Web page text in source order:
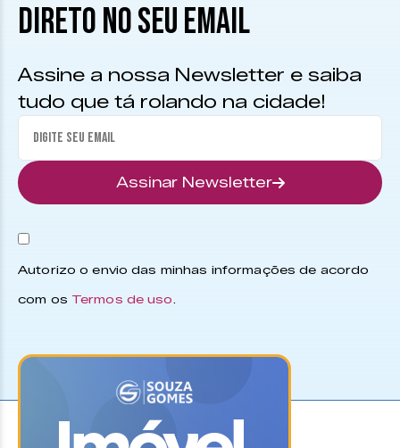
DIRETO NO SEU EMAIL
Assine a nossa Newsletter e saiba
tudo que tá rolando na cidade!
Assinar Newsletter
Autorizo o envio das minhas informações de acordo
com os Termos de uso.